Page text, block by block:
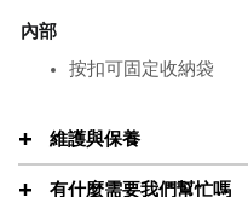
內部
按扣可固定收納袋
維護與保養
有什麼需要我們幫忙嗎